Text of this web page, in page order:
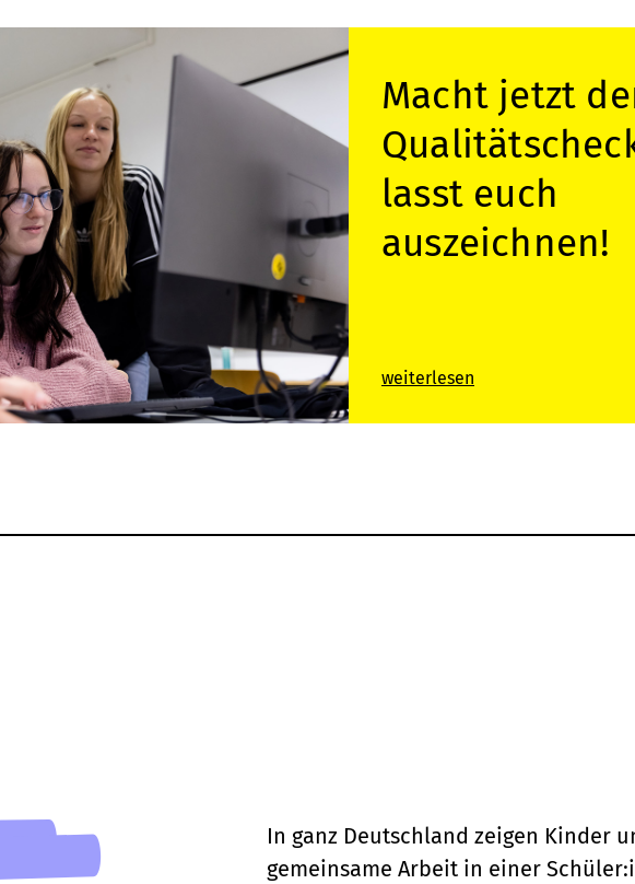
Jetzt mit dem
weiterlesen
In ganz Deutschland zeigen Kinder
gemeinsame Arbeit in einer